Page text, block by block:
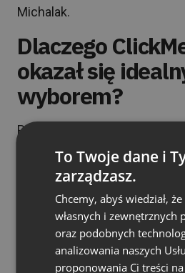
Michalak.
Dlaczego
okazał się
wyborem?
Poniżej znajdziesz aspekty
szczególnie docenia
Poczucie
“Zawsze mamy wsparcie, a
manager jest dostępny w
gwarancja spokoju podczas
To Twoje dane i
zarządzasz.
Chcemy, abyś wiedział,
własnych i zewnętrznych
oraz podobnych
analizowania naszych
proponowania Ci treści